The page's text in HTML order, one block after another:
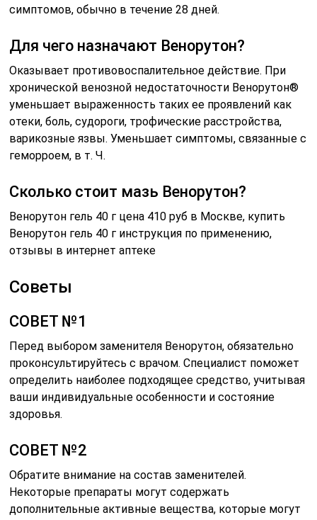
симптомов, обычно в течение 28 дней.
Для чего назначают Венорутон?
Оказывает противовоспалительное действие. При
хронической венозной недостаточности Венорутон®
уменьшает выраженность таких ее проявлений как
отеки, боль, судороги, трофические расстройства,
варикозные язвы. Уменьшает симптомы, связанные с
геморроем, в т. Ч.
Сколько стоит мазь Венорутон?
Венорутон гель 40 г цена 410 руб в Москве, купить
Венорутон гель 40 г инструкция по применению,
отзывы в интернет аптеке
Советы
СОВЕТ №1
Перед выбором заменителя Венорутон, обязательно
проконсультируйтесь с врачом. Специалист поможет
определить наиболее подходящее средство, учитывая
ваши индивидуальные особенности и состояние
здоровья.
СОВЕТ №2
Обратите внимание на состав заменителей.
Некоторые препараты могут содержать
дополнительные активные вещества, которые могут